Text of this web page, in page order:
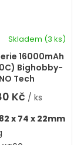
16000mAh
Bighobby-
Tech
Skladem (3 ks)
Kč / ks
x 74 x 22mm